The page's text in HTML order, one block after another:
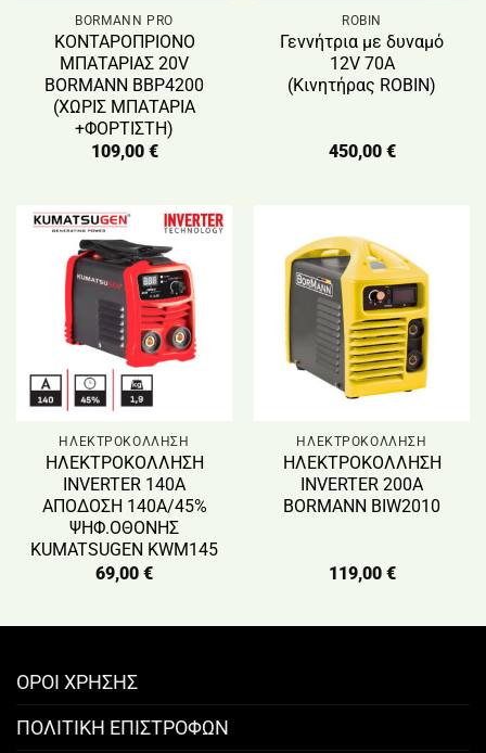
BORMANN PRO
ΚΟΝΤΑΡΟΠΡΙΟΝΟ
ΜΠΑΤΑΡΙΑΣ 20V
BORMANN BBP4200
(ΧΩΡΙΣ ΜΠΑΤΑΡΙΑ
+ΦΟΡΤΙΣΤΗ)
109,00 €
ROBIN
Γεννήτρια με δυναμό
12V 70Α
(Κινητήρας ROBIN)
450,00 €
ΗΛΕΚΤΡΟΚΟΛΛΗΣΗ
ΗΛΕΚΤΡΟΚΟΛΛΗΣΗ
INVERTER 140A
ΑΠΟΔΟΣΗ 140Α/45%
ΨΗΦ.ΟΘΟΝΗΣ
KUMATSUGEN KWM145
69,00 €
ΗΛΕΚΤΡΟΚΟΛΛΗΣΗ
ΗΛΕΚΤΡΟΚΟΛΛΗΣΗ
INVERTER 200A
BORMANN BIW2010
119,00 €
ΟΡΟΙ ΧΡΗΣΗΣ
ΠΟΛΙΤΙΚΗ ΕΠΙΣΤΡΟΦΩΝ